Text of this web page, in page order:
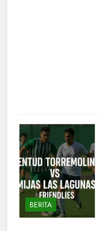
BERITA